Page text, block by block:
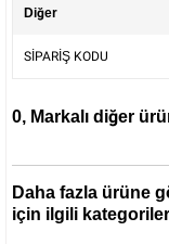
Diğer
SİPARİŞ KODU
0, Markalı diğer
Daha fazla ürüne
için ilgili